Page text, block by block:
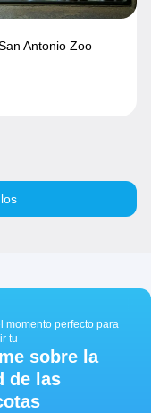
Antonio Zoo
momento perfecto para
tu
sobre la
de las